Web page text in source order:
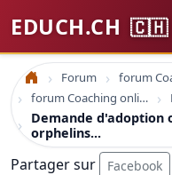
EDUCH.CH 🇨🇭
Accueil Forum
forum Coaching online formation professionelle emploi education
Demande d'adoption
orphelins...
Partager sur Facebook